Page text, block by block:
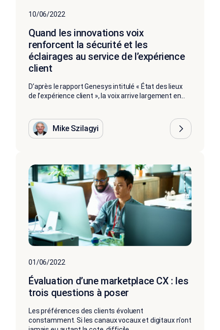
10/06/2022
Quand les innovations voix
renforcent la sécurité et les
éclairages au service de l’expérience
client
D’après le rapport Genesys intitulé « État des lieux
de l’expérience client », la voix arrive largement en...
Mike Szilagyi
01/06/2022
Évaluation d’une marketplace CX : les
trois questions à poser
Les préférences des clients évoluent
constamment. Si les canaux vocaux et digitaux n'ont